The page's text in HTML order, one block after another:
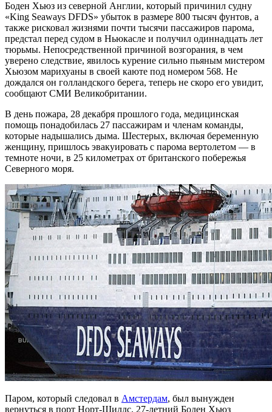
Боден Хьюз из северной Англии, который причинил судну
«King Seaways DFDS» убыток в размере 800 тысяч фунтов, а
также рисковал жизнями почти тысячи пассажиров парома,
предстал перед судом в Ньюкасле и получил одиннадцать лет
тюрьмы. Непосредственной причиной возгорания, в чем
уверено следствие, явилось курение сильно пьяным мистером
Хьюзом марихуаны в своей каюте под номером 568. Не
дождался он голландского берега, теперь не скоро его увидит,
сообщают СМИ Великобритании.
В день пожара, 28 декабря прошлого года, медицинская
помощь понадобилась 27 пассажирам и членам команды,
которые надышались дыма. Шестерых, включая беременную
женщину, пришлось эвакуировать с парома вертолетом — в
темноте ночи, в 25 километрах от британского побережья
Северного моря.
Паром, который следовал в Амстердам, был вынужден
вернуться в порт Норт-Шилдс. 27-летний Боден Хьюз